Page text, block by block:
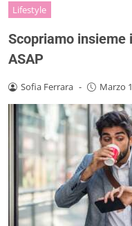
Lifestyle
Scopriamo insieme
ASAP
Sofia Ferrara - Marzo